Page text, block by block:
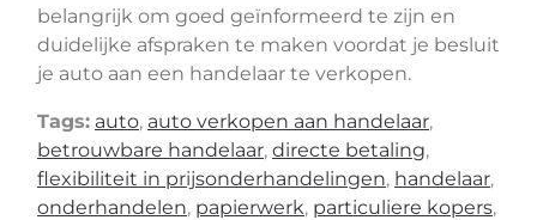
belangrijk om goed geïnformeerd te zijn en
duidelijke afspraken te maken voordat je besluit
je auto aan een handelaar te verkopen.
Tags: auto, auto verkopen aan handelaar,
betrouwbare handelaar, directe betaling,
flexibiliteit in prijsonderhandelingen, handelaar,
onderhandelen, papierwerk, particuliere kopers,